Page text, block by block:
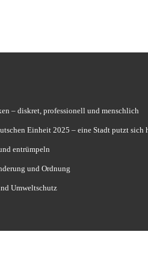
– diskret, professionell und menschlich
Einheit 2025 – eine Stadt putzt sich
entrümpeln
und Ordnung
Umweltschutz